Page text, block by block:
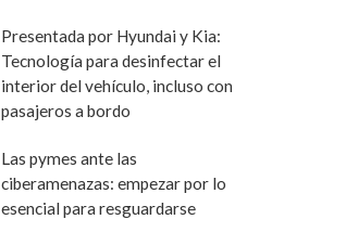
Presentada por Hyundai y Kia:
Tecnología para desinfectar el
interior del vehículo, incluso con
pasajeros a bordo
Las pymes ante las
ciberamenazas: empezar por lo
esencial para resguardarse